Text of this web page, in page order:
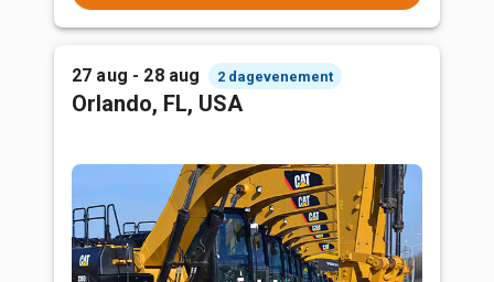
27 aug - 28 aug 2 dagevenement
Orlando, FL, USA